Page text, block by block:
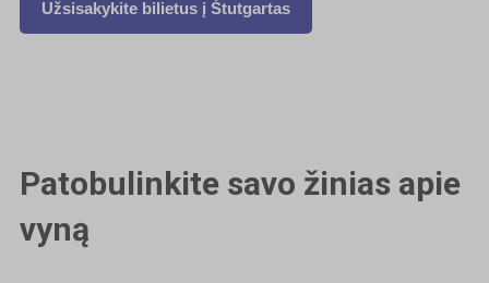
Užsisakykite bilietus į Štutgartas
Patobulinkite savo žinias apie
vyną